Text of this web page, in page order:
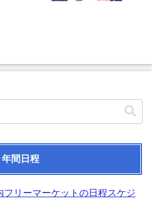
年間日程
フリーマーケットの日程スケジ